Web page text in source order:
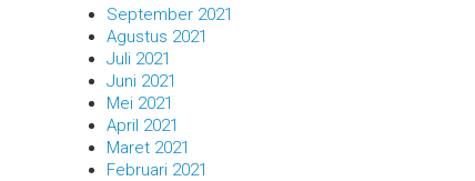
September 2021
Agustus 2021
Juli 2021
Juni 2021
Mei 2021
April 2021
Maret 2021
Februari 2021